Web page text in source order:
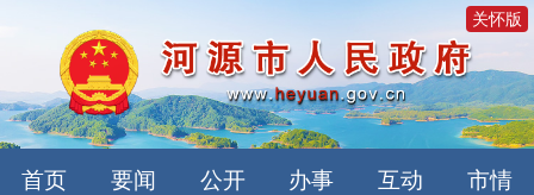
关怀版
首页 要闻 公开 办事 互动 市情